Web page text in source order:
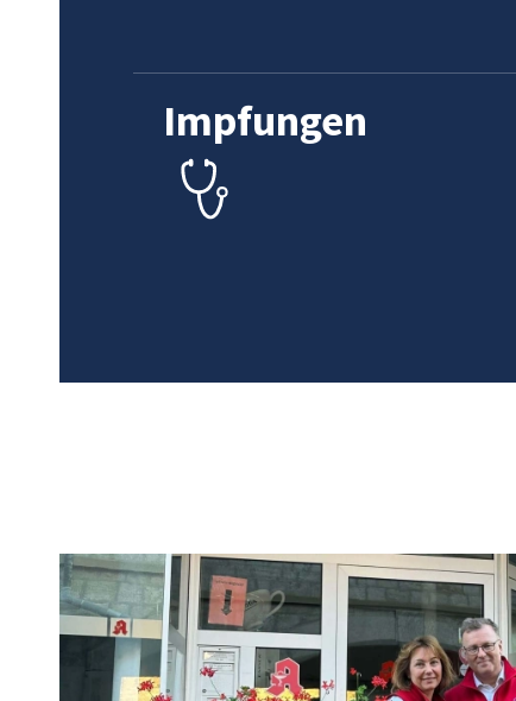
Impfungen